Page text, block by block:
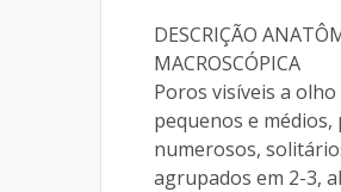
DESCRIÇÃO
MACROSCÓPICA
Poros visíveis a olho
pequenos e médios,
numerosos,
agrupados em 2-3,